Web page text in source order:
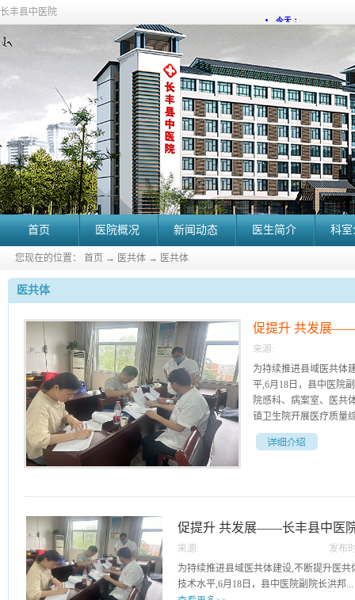
长丰县中医院
首页 医院概况 新闻动态 医生简介 科
您现在的位置： 首页 → 医共体 → 医共体
医共体
促提升 共发展——
医疗质量综合目
来源:
为持续推进县域医共体
平,6月18日，县中医院
院感科、病案室、医共
镇卫生院开展医疗质量
查，对检查过程中发现
员单位的沟通与协作，
促提升 共发展——长丰县中医
展医疗质量综合目标考核工作
来源:
发布
19
为持续推进县域医共体建设,不断提升医
技术水平,6月18日，县中医院副院长洪邦...